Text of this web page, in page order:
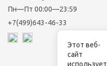
Пн—Пт 00:00—23:59
+7(499)643-46-33
Этот веб-
сайт
использует